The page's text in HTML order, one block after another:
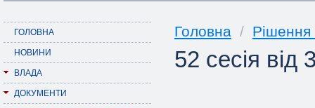
ГОЛОВНА
НОВИНИ
ВЛАДА
ДОКУМЕНТИ
Головна / Рішення
52 сесія від